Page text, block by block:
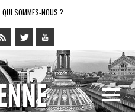
QUI SOMMES-NOUS ?